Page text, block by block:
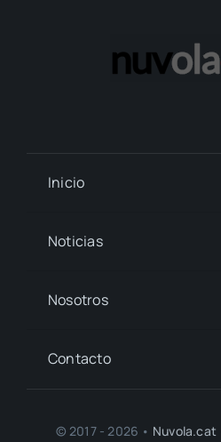
Inicio
Noticias
Nosotros
Contacto
© 2017 - 2026 • Nuvola.cat